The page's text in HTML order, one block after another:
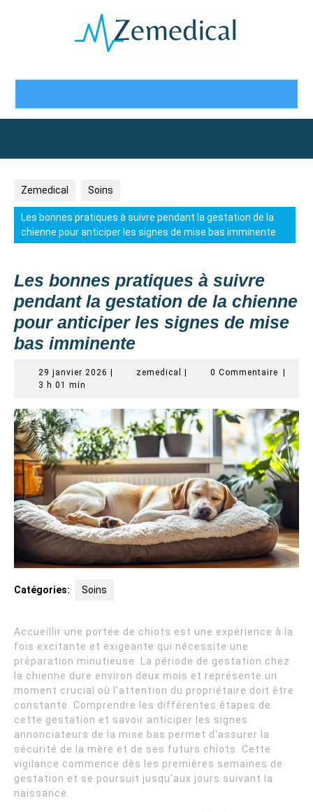
Zemedical Soins
Les bonnes pratiques à suivre pendant la gestation de la
chienne pour anticiper les signes de mise bas imminente
Les bonnes pratiques à suivre
pendant la gestation de la chienne
pour anticiper les signes de mise
bas imminente
29 janvier 2026 29
zemedical zemedical0 Commentaire
3 h 01 min
Catégories: Soins
Accueillir une portée de chiots est une expérience à la
fois excitante et exigeante qui nécessite une
préparation minutieuse. La période de gestation chez
la chienne dure environ deux mois et représente un
moment crucial où l'attention du propriétaire doit être
constante. Comprendre les différentes étapes de
cette gestation et savoir anticiper les signes
annonciateurs de la mise bas permet d'assurer la
sécurité de la mère et de ses futurs chiots. Cette
vigilance commence dès les premières semaines de
gestation et se poursuit jusqu'aux jours suivant la
naissance.